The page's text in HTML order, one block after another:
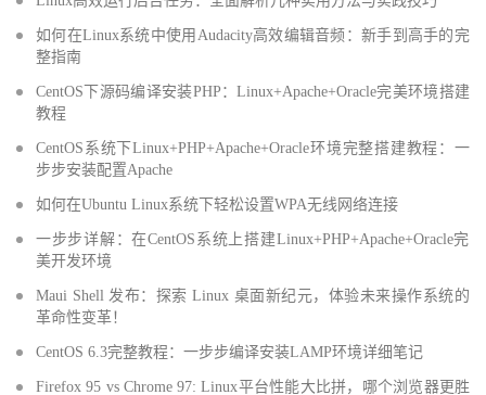
如何在Linux系统中使用Audacity高效编辑音频：新手到高手的完
整指南
CentOS下源码编译安装PHP：Linux+Apache+Oracle完美环境搭建
教程
CentOS系统下Linux+PHP+Apache+Oracle环境完整搭建教程：一
步步安装配置Apache
如何在Ubuntu Linux系统下轻松设置WPA无线网络连接
一步步详解：在CentOS系统上搭建Linux+PHP+Apache+Oracle完
美开发环境
Maui Shell 发布：探索 Linux 桌面新纪元，体验未来操作系统的
革命性变革！
CentOS 6.3完整教程：一步步编译安装LAMP环境详细笔记
Firefox 95 vs Chrome 97: Linux平台性能大比拼，哪个浏览器更胜